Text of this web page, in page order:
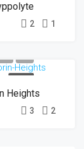
2 1
Heights
3 2